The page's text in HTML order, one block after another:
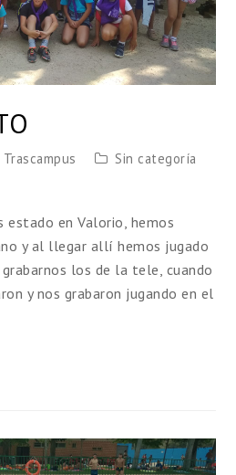
Trascampus
Sin categoría
estado en Valorio, hemos
y al llegar allí hemos jugado
los de la tele, cuando
y nos grabaron jugando en el